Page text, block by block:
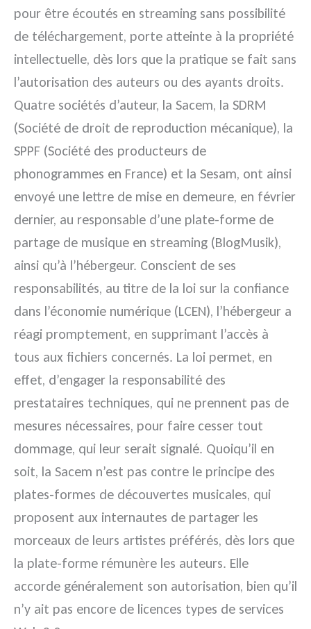
pour être écoutés en streaming sans possibilité
de téléchargement, porte atteinte à la propriété
intellectuelle, dès lors que la pratique se fait sans
l’autorisation des auteurs ou des ayants droits.
Quatre sociétés d’auteur, la Sacem, la SDRM
(Société de droit de reproduction mécanique), la
SPPF (Société des producteurs de
phonogrammes en France) et la Sesam, ont ainsi
envoyé une lettre de mise en demeure, en février
dernier, au responsable d’une plate-forme de
partage de musique en streaming (BlogMusik),
ainsi qu’à l’hébergeur. Conscient de ses
responsabilités, au titre de la loi sur la confiance
dans l’économie numérique (LCEN), l’hébergeur a
réagi promptement, en supprimant l’accès à
tous aux fichiers concernés. La loi permet, en
effet, d’engager la responsabilité des
prestataires techniques, qui ne prennent pas de
mesures nécessaires, pour faire cesser tout
dommage, qui leur serait signalé. Quoiqu’il en
soit, la Sacem n’est pas contre le principe des
plates-formes de découvertes musicales, qui
proposent aux internautes de partager les
morceaux de leurs artistes préférés, dès lors que
la plate-forme rémunère les auteurs. Elle
accorde généralement son autorisation, bien qu’il
n’y ait pas encore de licences types de services